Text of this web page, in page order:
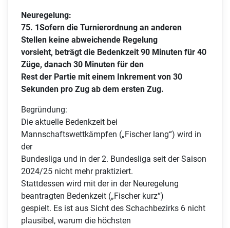
Neuregelung:
75. 1Sofern die Turnierordnung an anderen
Stellen keine abweichende Regelung
vorsieht, beträgt die Bedenkzeit 90 Minuten für 40
Züge, danach 30 Minuten für den
Rest der Partie mit einem Inkrement von 30
Sekunden pro Zug ab dem ersten Zug.
Begründung:
Die aktuelle Bedenkzeit bei
Mannschaftswettkämpfen („Fischer lang“) wird in
der
Bundesliga und in der 2. Bundesliga seit der Saison
2024/25 nicht mehr praktiziert.
Stattdessen wird mit der in der Neuregelung
beantragten Bedenkzeit („Fischer kurz“)
gespielt. Es ist aus Sicht des Schachbezirks 6 nicht
plausibel, warum die höchsten